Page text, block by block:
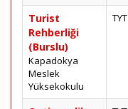
Turist
Rehberliği
(Burslu)
Kapadokya
Meslek
Yüksekokulu
TYT